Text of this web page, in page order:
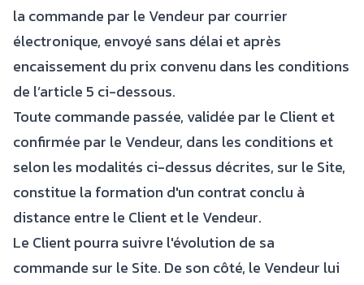
la commande par le Vendeur par courrier
électronique, envoyé sans délai et après
encaissement du prix convenu dans les conditions
de l’article 5 ci-dessous.
Toute commande passée, validée par le Client et
confirmée par le Vendeur, dans les conditions et
selon les modalités ci-dessus décrites, sur le Site,
constitue la formation d'un contrat conclu à
distance entre le Client et le Vendeur.
Le Client pourra suivre l'évolution de sa
commande sur le Site. De son côté, le Vendeur lui